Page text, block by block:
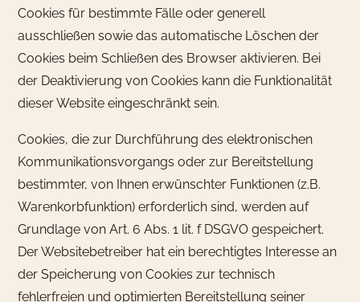
Cookies für bestimmte Fälle oder generell
ausschließen sowie das automatische Löschen der
Cookies beim Schließen des Browser aktivieren. Bei
der Deaktivierung von Cookies kann die Funktionalität
dieser Website eingeschränkt sein.
Cookies, die zur Durchführung des elektronischen
Kommunikationsvorgangs oder zur Bereitstellung
bestimmter, von Ihnen erwünschter Funktionen (z.B.
Warenkorbfunktion) erforderlich sind, werden auf
Grundlage von Art. 6 Abs. 1 lit. f DSGVO gespeichert.
Der Websitebetreiber hat ein berechtigtes Interesse an
der Speicherung von Cookies zur technisch
fehlerfreien und optimierten Bereitstellung seiner